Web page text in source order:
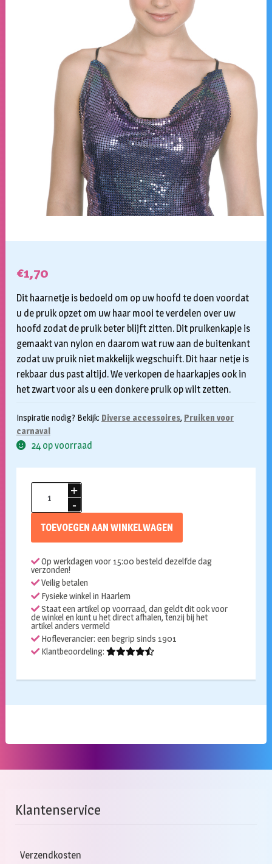
€1,70
Dit haarnetje is bedoeld om op uw hoofd te doen voordat
u de pruik opzet om uw haar mooi te verdelen over uw
hoofd zodat de pruik beter blijft zitten. Dit pruikenkapje is
gemaakt van nylon en daarom wat ruw aan de buitenkant
zodat uw pruik niet makkelijk wegschuift. Dit haar netje is
rekbaar dus past altijd. We verkopen de haarkapjes ook in
het zwart voor als u een donkere pruik op wilt zetten.
Inspiratie nodig? Bekijk: Diverse accessoires, Pruiken voor
carnaval
24 op voorraad
beige
TOEVOEGEN AAN WINKELWAGEN
Op werkdagen voor 15:00 besteld dezelfde dag
verzonden!
Veilig betalen
Fysieke winkel in Haarlem
Staat een artikel op voorraad, dan geldt dit ook voor
de winkel en kunt u het direct afhalen, tenzij bij het
artikel anders vermeld
Hofleverancier: een begrip sinds 1901
Klantbeoordeling:
Klantenservice
Verzendkosten